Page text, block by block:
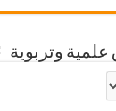
وتربوية